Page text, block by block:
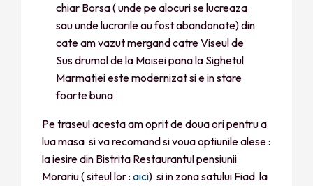
chiar Borsa ( unde pe alocuri se lucreaza
sau unde lucrarile au fost abandonate) din
cate am vazut mergand catre Viseul de
Sus drumol de la Moisei pana la Sighetul
Marmatiei este modernizat si e in stare
foarte buna
Pe traseul acesta am oprit de doua ori pentru a
lua masa si va recomand si voua optiunile alese :
la iesire din Bistrita Restaurantul pensiunii
Morariu ( siteul lor : aici) si in zona satului Fiad la